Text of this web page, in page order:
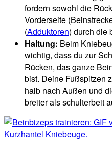
fordern sowohl die
Vorderseite
(Adduktoren) durch die
Haltung: Beim
wichtig, dass du zur
Rücken, das ganze
bist. Deine Fußspitzen
halb nach Außen und
breiter als schulterbeit